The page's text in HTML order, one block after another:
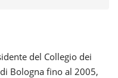
del Collegio dei
Bologna fino al 2005,